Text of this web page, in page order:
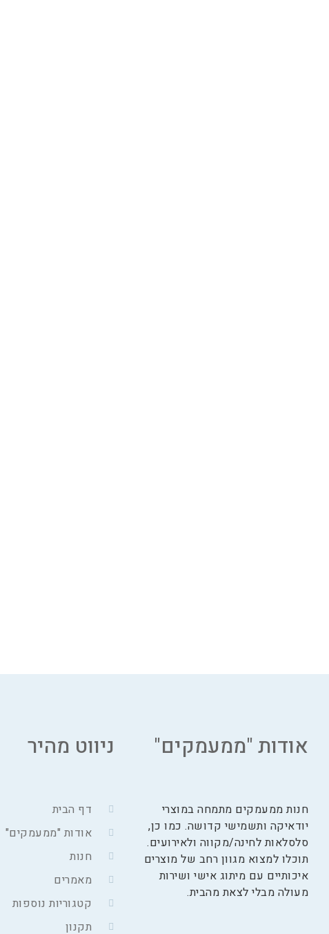
אודות "ממעמקים"
חנות ממעמקים מתמחה במוצרי
יודאיקה ותשמישי קדושה. כמו כן,
סלסלאות לחינה/מקווה ולאירועים.
תוכלו למצוא מגוון רחב של מוצרים
איכותיים עם מיתוג אישי ושירות
מעולה מבלי לצאת מהבית.
ניווט מהיר
דף הבית
אודות "ממעמקים"
חנות
מאמרים
קטגוריות נוספות
תקנון